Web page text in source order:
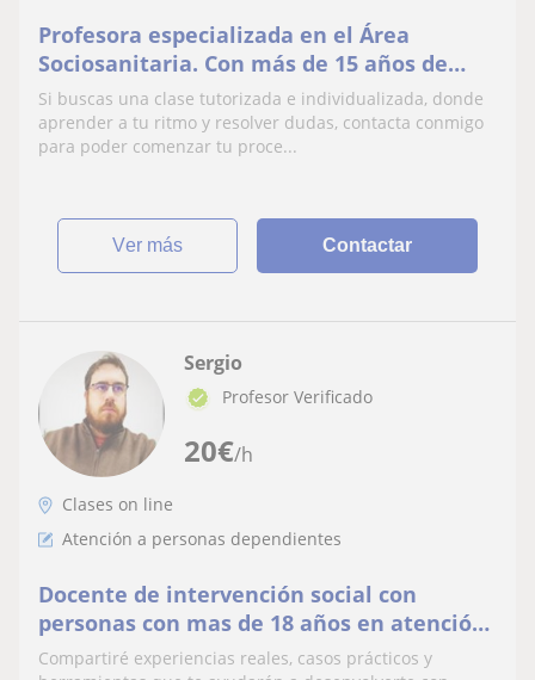
Profesora especializada en el Área
Sociosanitaria. Con más de 15 años de
experiencia docente.
Si buscas una clase tutorizada e individualizada, donde
aprender a tu ritmo y resolver dudas, contacta conmigo
para poder comenzar tu proce...
ver más Contactar
20€/h
Sergio
Profesor Verificado
Clases on line
Atención a personas dependientes
Docente de intervención social con
personas con mas de 18 años en atención
directa. Formación on line y adaptado a ti
Compartiré experiencias reales, casos prácticos y